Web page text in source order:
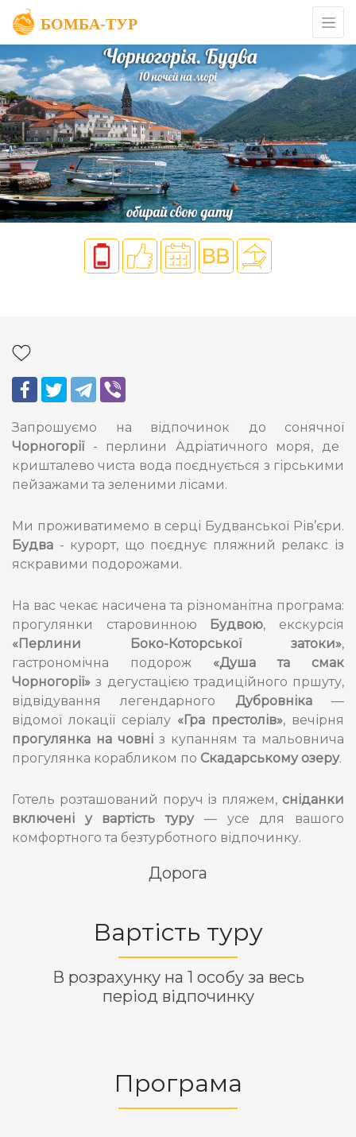
Запрошуємо на відпочинок до сонячної
Чорногорії - перлини Адріатичного моря, де
кришталево чиста вода поєднується з гірськими
пейзажами та зеленими лісами.
Ми проживатимемо в серці Будванської Рів’єри.
Будва - курорт, що поєднує пляжний релакс із
яскравими подорожами.
На вас чекає насичена та різноманітна програма:
прогулянки старовинною Будвою, екскурсія
«Перлини Боко-Которської затоки»,
гастрономічна подорож «Душа та смак
Чорногорії» з дегустацією традиційного пршуту,
відвідування легендарного Дубровніка—
відомої локації серіалу «Гра престолів», вечірня
прогулянка на човні з купанням та мальовнича
прогулянка корабликом по Скадарському озеру.
Готель розташований поруч із пляжем, сніданки
включені у вартість туру— усе для вашого
комфортного та безтурботного відпочинку.
Дорога
Вартість туру
В розрахунку на 1 особу за весь
період відпочинку
Програма